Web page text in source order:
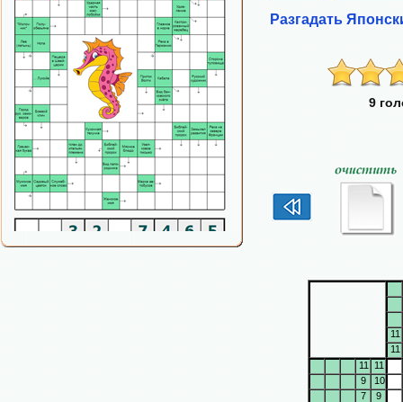
Разгадать
9
11
11
11
11
9
10
7
9